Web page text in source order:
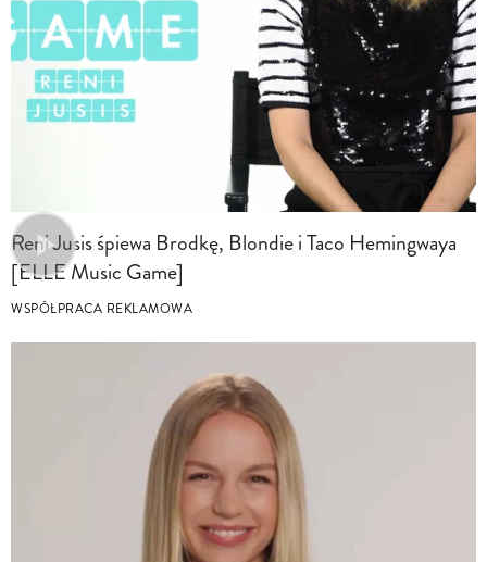
Reni Jusis śpiewa Brodkę, Blondie i Taco Hemingwaya
[ELLE Music Game]
WSPÓŁPRACA REKLAMOWA